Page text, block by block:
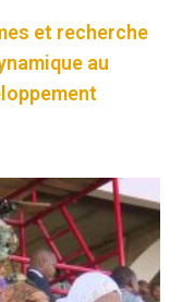
et recherche
au